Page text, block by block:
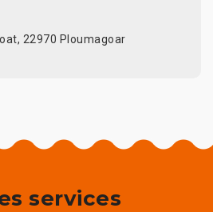
22970 Ploumagoar
services